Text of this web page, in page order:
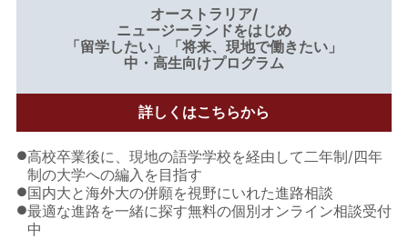
オーストラリア/
ニュージーランドをはじめ
「留学したい」「将来、現地で働きたい」
中・高生向けプログラム
詳しくはこちらから
●高校卒業後に、現地の語学学校を経由して二年制/四年
制の大学への編入を目指す
●国内大と海外大の併願を視野にいれた進路相談
●最適な進路を一緒に探す無料の個別オンライン相談受付
中